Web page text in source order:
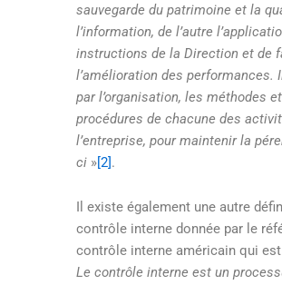
sauvegarde du patrimoine et la
l’information, de l’autre
instructions de la Direction et de
l’amélioration des performances.
par l’organisation, les méthodes
procédures de chacune des
l’entreprise, pour maintenir la
ci »[2].
Il existe également une autre
contrôle interne donnée par le
contrôle interne américain qui
Le contrôle interne est un